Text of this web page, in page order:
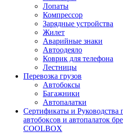
Лопаты
Компрессор
Зарядные устройства
Жилет
Аварийные знаки
Автоодеяло
Коврик для телефона
Лестницы
Перевозка грузов
Автобоксы
Багажники
Автопалатки
Сертификаты и Руководства
автобоксов и автопалаток
COOLBOX